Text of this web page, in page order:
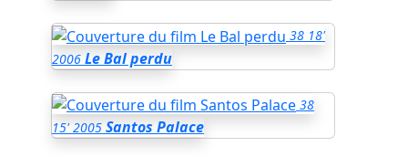
38 18'
2006 Le Bal perdu
38
15' 2005 Santos Palace